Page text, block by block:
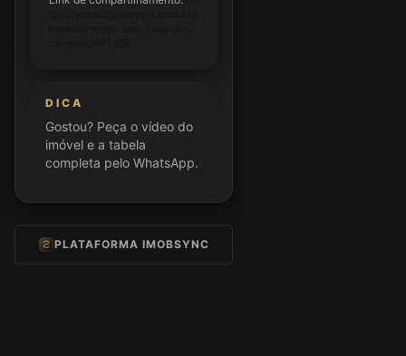
DICA
Gostou? Peça o vídeo do
imóvel e a tabela
completa pelo WhatsApp.
PLATAFORMA IMOBSYNC